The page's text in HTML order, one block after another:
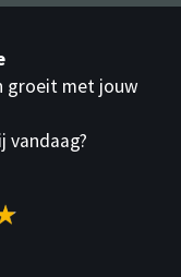
groeit met jouw
vandaag?